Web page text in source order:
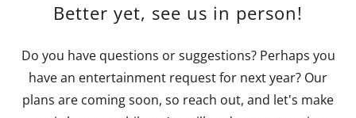
Better yet, see us in person!
Do you have questions or suggestions? Perhaps you
have an entertainment request for next year? Our
plans are coming soon, so reach out, and let's make